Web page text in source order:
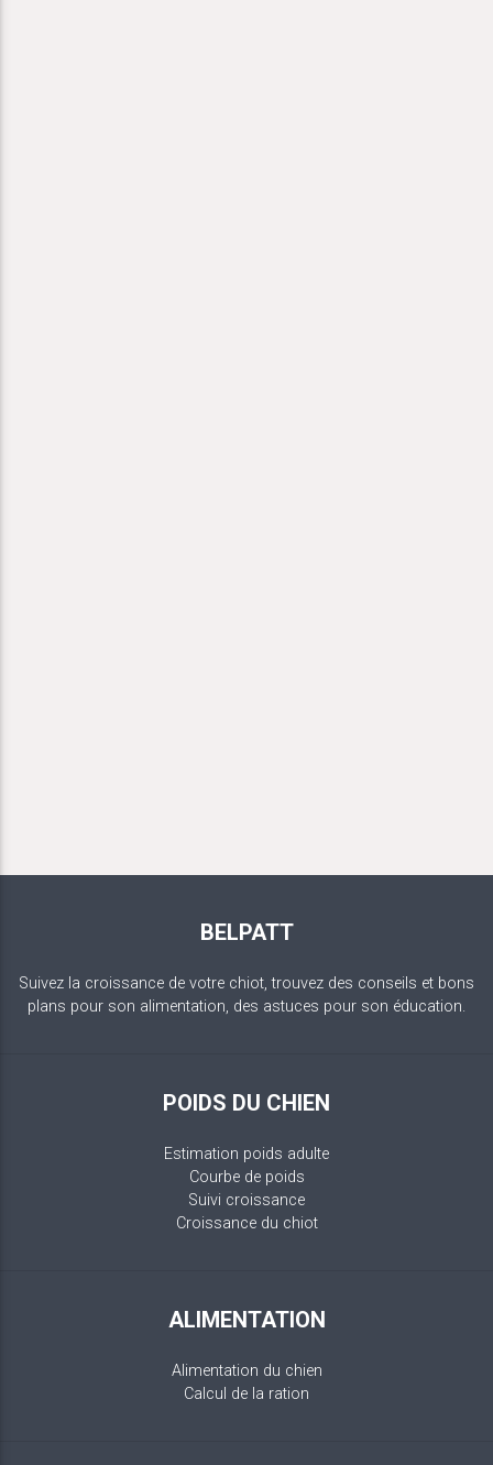
BELPATT
Suivez la croissance de votre chiot, trouvez des conseils et bons
plans pour son alimentation, des astuces pour son éducation.
POIDS DU CHIEN
Estimation poids adulte
Courbe de poids
Suivi croissance
Croissance du chiot
ALIMENTATION
Alimentation du chien
Calcul de la ration